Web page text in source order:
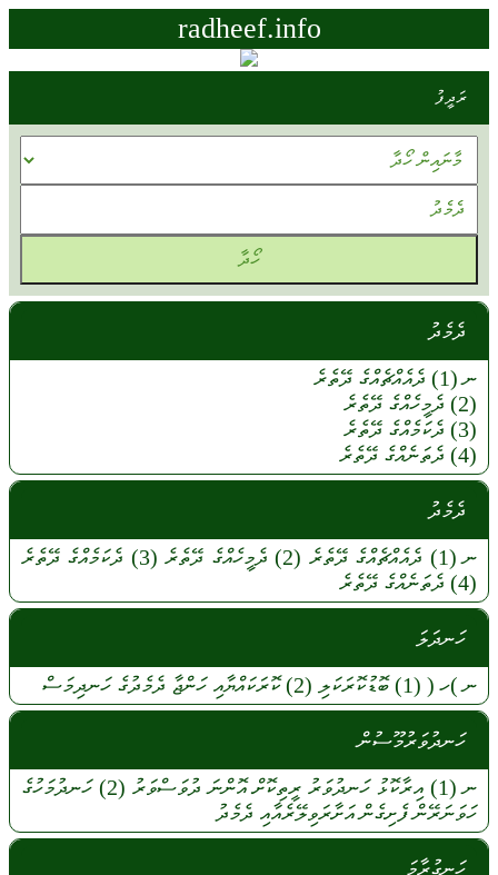
radheef.info
ރަދީފު
ދެމެދު
ނ (1)
ދެއެއްޗެއްގެ ދޭތެރެ
(2)
ދެމީހެއްގެ ދޭތެރެ
(3)
ދެކަމެއްގެ ދޭތެރެ
(4)
ދެތަނެއްގެ ދޭތެރެ
ދެމެދު
ނ(1) ދެއެއްޗެއްގެދޭތެރެ (2) ދެމީހެއްގެ ދޭތެރެ (3) ދެކަމެއްގެ ދޭތެރެ
(4)
ދެތަނެއްގެ ދޭތެރެ
ހަނދަލަ
ނ)ހ ( (1) ބޮޑުކޮރަކަލި (2) ކޮރަކައްޔާއިހަންޖާ ދެމެދުގެހަނދިމަސް
ހަނދުވަރުމޫސުން
ނ(1) އިރާކޮޅުހަނދުވަރު ރީތިކޮށްއޮންނަ ދުވަސްވަރު (2)
ހަނދުމަހުގެ
ހަވަނަރޭންފެށިގެންއަށާރަވިލޭރެއާއި ދެމެދު
ހަނގުރާމަ